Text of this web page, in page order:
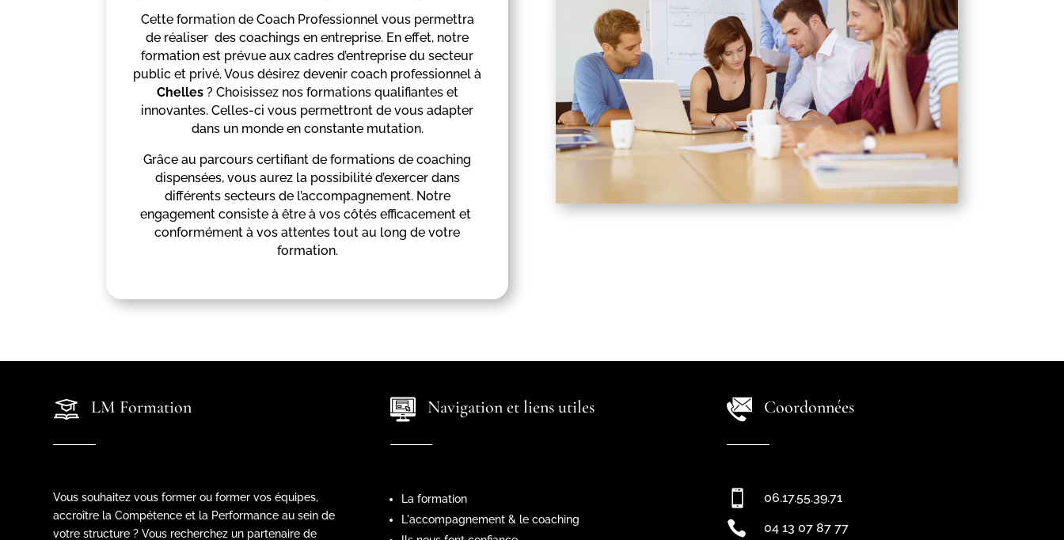
Cette formation de Coach Professionnel vous permettra
de réaliser des coachings en entreprise. En effet, notre
formation est prévue aux cadres d’entreprise du secteur
public et privé. Vous désirez devenir coach professionnel à
Chelles? Choisissez nos formations qualifiantes et
innovantes. Celles-ci vous permettront de vous adapter
dans un monde en constante mutation.
Grâce au parcours certifiant de formations de coaching
dispensées, vous aurez la possibilité d’exercer dans
différents secteurs de l’accompagnement. Notre
engagement consiste à être à vos côtés efficacement et
conformément à vos attentes tout au long de votre
formation.
LM Formation
Vous souhaitez vous former ou former vos équipes,
accroître la Compétence et la Performance au sein de
votre structure ? Vous recherchez un partenaire de
Navigation et liens utiles
La formation
L'accompagnement & le coaching
Coordonnées
 06.17.55.39.71
 04 13 07 87 77